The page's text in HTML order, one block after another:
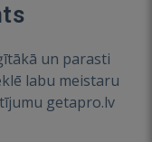
un parasti
labu meistaru
getapro.lv